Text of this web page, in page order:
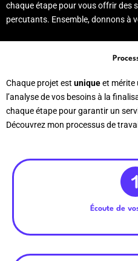
chaque étape pour vous offrir des
percutants. Ensemble, donnons à
Chaque projet est uniqueet mérite
l’analyse de vos besoins à la
chaque étape pour garantir un
Découvrez mon processus de
Écoute de